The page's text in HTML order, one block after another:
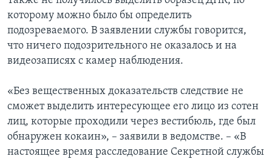
которому можно было бы определить
подозреваемого. В заявлении службы говорится,
что ничего подозрительного не оказалось и на
видеозаписях с камер наблюдения.
«Без вещественных доказательств следствие не
сможет выделить интересующее его лицо из сотен
лиц, которые проходили через вестибюль, где был
обнаружен кокаин», – заявили в ведомстве. – «В
настоящее время расследование Секретной службы